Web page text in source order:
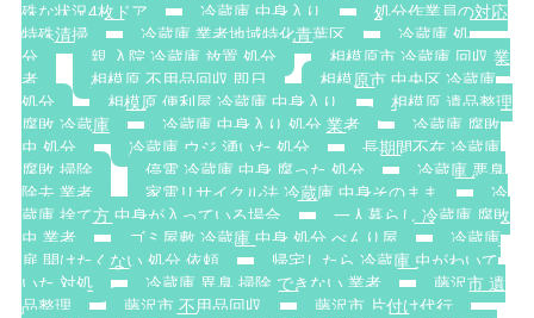
殊な状況4枚ドア
冷蔵庫 中身入り
処分作業員の対応
特殊清掃
冷蔵庫 業者地域特化青葉区
冷蔵庫 処
分
親 入院 冷蔵庫 放置 処分
相模原市 冷蔵庫 回収 業
者
相模原 不用品回収 即日
相模原市 中央区 冷蔵庫
処分
相模原 便利屋 冷蔵庫 中身入り
相模原 遺品整理
腐敗 冷蔵庫
冷蔵庫 中身入り 処分 業者
冷蔵庫 腐敗
虫 処分
冷蔵庫 ウジ 湧いた 処分
長期間不在 冷蔵庫
腐敗 掃除
停電 冷蔵庫 中身 腐った 処分
冷蔵庫 悪臭
除去 業者
家電リサイクル法 冷蔵庫 中身そのまま
冷
蔵庫 捨て方 中身が入っている場合
一人暮らし 冷蔵庫 腐敗
虫 業者
ゴミ屋敷 冷蔵庫 中身 処分 べんり屋
冷蔵庫
扉 開けたくない 処分 依頼
帰宅したら 冷蔵庫 虫がわいて
いた 対処
冷蔵庫 異臭 掃除 できない 業者
藤沢市 遺
品整理
藤沢市 不用品回収
藤沢市 片付け代行